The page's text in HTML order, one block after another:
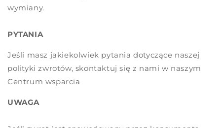
wymiany.
PYTANIA
Jeśli masz jakiekolwiek pytania dotyczące naszej
polityki zwrotów, skontaktuj się z nami w naszym
Centrum wsparcia
UWAGA